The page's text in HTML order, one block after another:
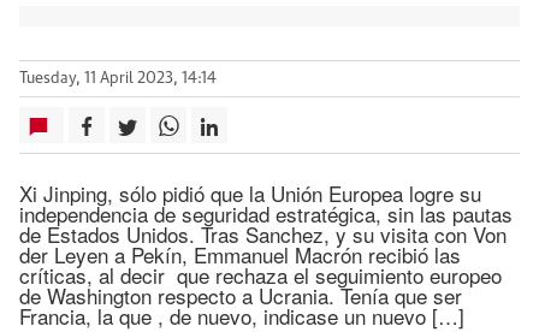
Tuesday, 11 April 2023, 14:14
Xi Jinping, sólo pidió que la Unión Europea logre su
independencia de seguridad estratégica, sin las pautas
de Estados Unidos. Tras Sanchez, y su visita con Von
der Leyen a Pekín, Emmanuel Macrón recibió las
críticas, al decir que rechaza el seguimiento europeo
de Washington respecto a Ucrania. Tenía que ser
Francia, la que , de nuevo, indicase un nuevo […]